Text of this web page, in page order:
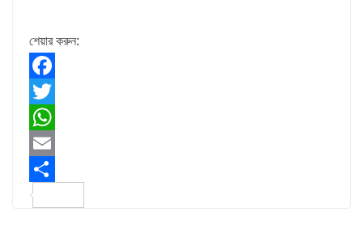
শেয়ার করুন:
F
a
c
e
b
T
w
t
W
h
a
E
m